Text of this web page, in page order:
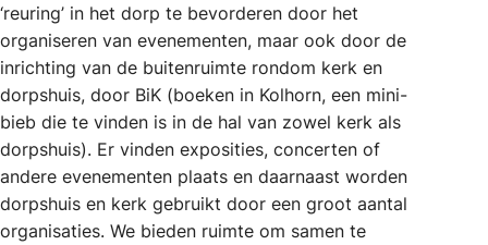
‘reuring’ in het dorp te bevorderen door het
organiseren van evenementen, maar ook door de
inrichting van de buitenruimte rondom kerk en
dorpshuis, door BiK (boeken in Kolhorn, een mini-
bieb die te vinden is in de hal van zowel kerk als
dorpshuis). Er vinden exposities, concerten of
andere evenementen plaats en daarnaast worden
dorpshuis en kerk gebruikt door een groot aantal
organisaties. We bieden ruimte om samen te